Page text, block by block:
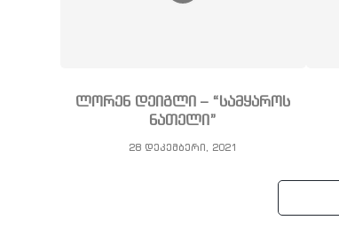
ლორენ დეიგლი – “სამყაროს
ნათელი”
28 დეკემბერი, 2021